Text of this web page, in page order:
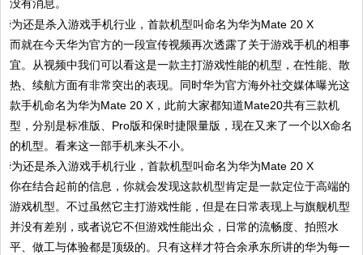
没有消息。
而就在今天华为官方的一段宣传视频再次透露了关于游戏手机的相事
宜。从视频中我们可以看这是一款主打游戏性能的机型，在性能、散
热、续航方面有非常突出的表现。同时华为官方海外社交媒体曝光这
款手机命名为华为Mate 20 X，此前大家都知道Mate20共有三款机
型，分别是标准版、Pro版和保时捷限量版，现在又来了一个以X命名
的机型。看来这一部手机来头不小。
你在结合起前的信息，你就会发现这款机型肯定是一款定位于高端的
游戏机型。不过虽然它主打游戏性能，但是在日常表现上与旗舰机型
并没有差别，或者说它不但游戏性能出众，日常的流畅度、拍照水
平、做工与体验都是顶级的。只有这样才符合余承东所讲的华为每一